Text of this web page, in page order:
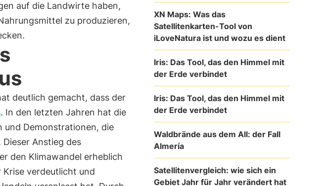
auf die Landwirte haben,
zu produzieren,
deutlich gemacht, dass der
. In den letzten Jahren hat die
und Demonstrationen, die
Anstieg des
den Klimawandel erheblich
verdeutlicht und
XN Maps: Was das
Satellitenkarten-Tool von
iLoveNatura ist und wozu es dient
Iris: Das Tool, das den Himmel mit
der Erde verbindet
Iris: Das Tool, das den Himmel mit
der Erde verbindet
Waldbrände aus dem All: der Fall
Almería
Satellitenvergleich: wie sich ein
Gebiet Jahr für Jahr verändert hat